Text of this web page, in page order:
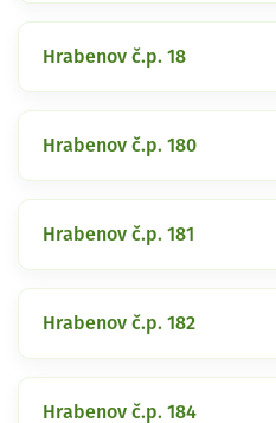
Hrabenov č.p. 18
Hrabenov č.p. 180
Hrabenov č.p. 181
Hrabenov č.p. 182
Hrabenov č.p. 184